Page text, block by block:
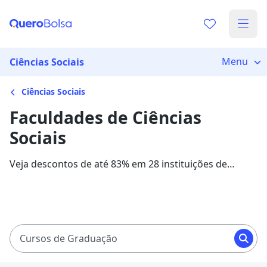
Ciências Sociais Menu
Ciências Sociais
Faculdades de Ciências
Sociais
Veja descontos de até 83% em 28 instituições de
Cursos de Graduação